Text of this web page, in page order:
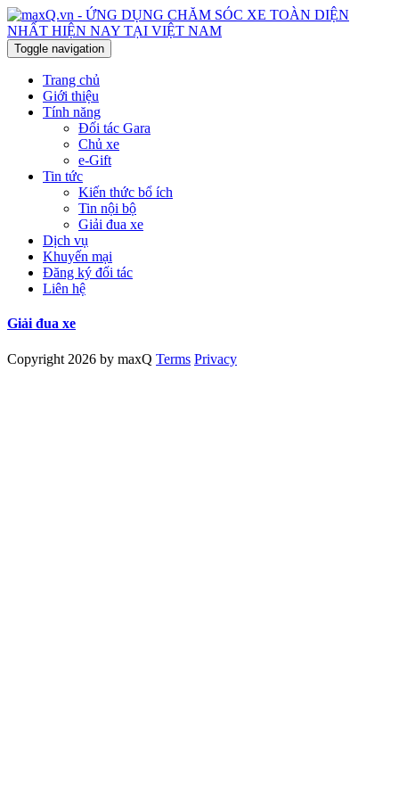
Toggle navigation
Trang chủ
Giới thiệu
Tính năng
Đối tác Gara
Chủ xe
e-Gift
Tin tức
Kiến thức bổ ích
Tin nội bộ
Giải đua xe
Dịch vụ
Khuyến mại
Đăng ký đối tác
Liên hệ
Giải đua xe
Copyright 2026 by maxQ Terms Privacy